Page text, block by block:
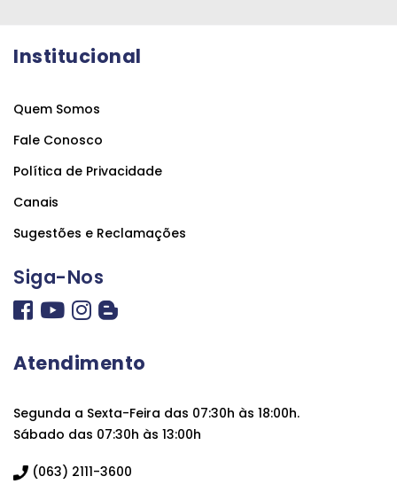
Institucional
Quem Somos
Fale Conosco
Política de Privacidade
Canais
Sugestões e Reclamações
Siga-Nos
Atendimento
Segunda a Sexta-Feira das 07:30h às 18:00h.
Sábado das 07:30h às 13:00h
(063) 2111-3600